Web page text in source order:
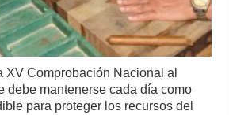
XV Comprobación Nacional al
debe mantenerse cada día como
para proteger los recursos del